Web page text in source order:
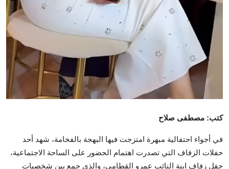
كتب: مصطفى صلاح
في أجواء احتفالية مبهرة امتزجت فيها البهجة بالفخامة، شهد أحد
حفلات الزفاف التي تصدرت اهتمام الحضور على الساحة الاجتماعية،
حفل زفاف ابنة النائب عمرو القطامي، والذي جمع بين شخصيات